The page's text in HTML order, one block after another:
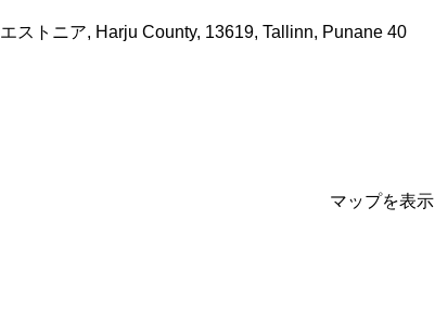
エストニア, Harju County, 13619, Tallinn, Punane 40
マップを表示